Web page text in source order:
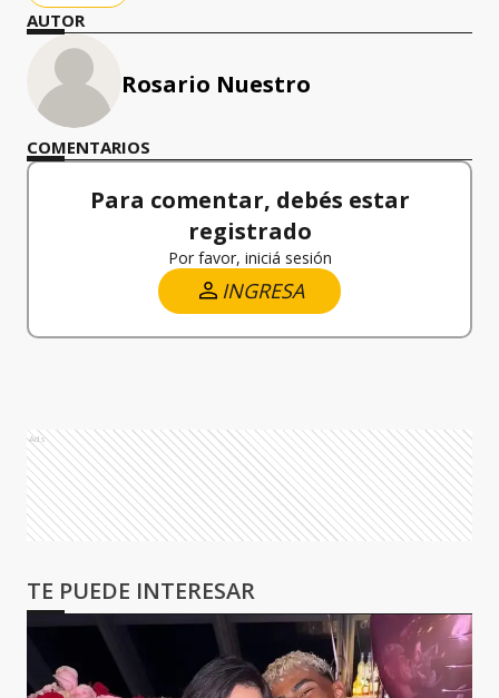
AUTOR
Rosario Nuestro
COMENTARIOS
Para comentar, debés estar
registrado
Por favor, iniciá sesión
INGRESA
Ads
TE PUEDE INTERESAR